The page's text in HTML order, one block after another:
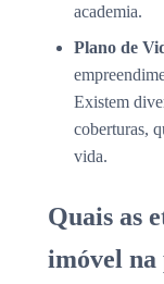
academia.
Plano de
Existem
coberturas,
vida.
Quais as
imóvel na